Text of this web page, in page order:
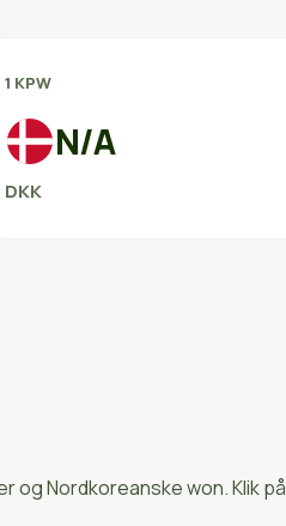
1 KPW
N/A
DKK
Nordkoreanske won. Klik